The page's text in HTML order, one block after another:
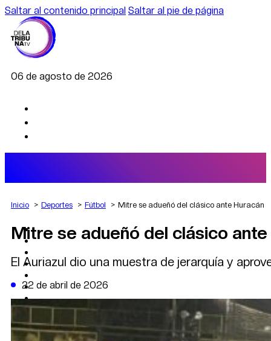
Saltar al contenido principal Saltar al pie de página
06 de agosto de 2026
AGRO
DEPORTES
POLÍTICA
DATA FIRME
DE LA TRIBUNA TV
Inicio Deportes Fútbol Mitre se adueñó del clásico ante Huracán
Mitre se adueñó del clásico
El Auriazul dio una muestra de jerarquía y
22 de abril de 2026